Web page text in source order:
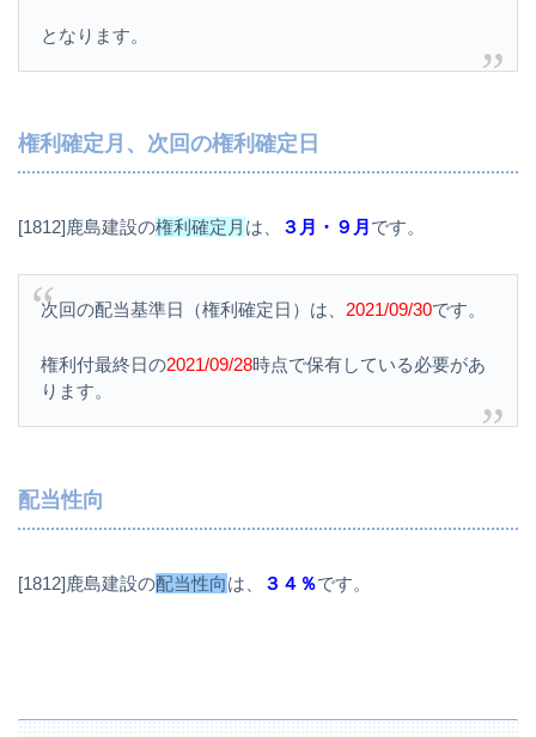
となります。
権利確定月、次回の権利確定日
[1812]鹿島建設の権利確定月 は、 ３月・９月 です。
次回の配当基準日（権利確定日）は、 2021/09/30です。
権利付最終日の2021/09/28時点で保有している必要があ
ります。
配当性向
[1812]鹿島建設の配当性向は、 ３４％です。